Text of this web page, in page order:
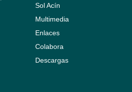
Sol Acín
Multimedia
Enlaces
Colabora
Descargas